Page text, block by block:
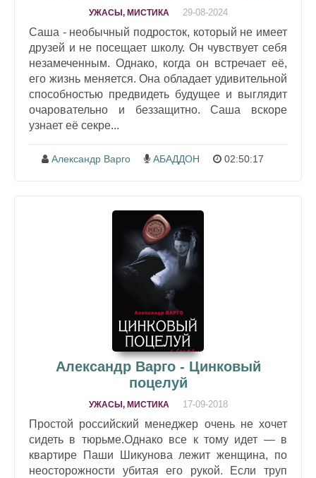
УЖАСЫ, МИСТИКА 29-08-2024
Саша - необычный подросток, который не имеет
друзей и не посещает школу. Он чувствует себя
незамеченным. Однако, когда он встречает её,
его жизнь меняется. Она обладает удивительной
способностью предвидеть будущее и выглядит
очаровательно и беззащитно. Саша вскоре
узнает её секре...
Александр Варго АБАДДОН 02:50:17
Александр Варго - Цинковый
поцелуй
УЖАСЫ, МИСТИКА 17-09-2018
Простой российский менеджер очень не хочет
сидеть в тюрьме.Однако все к тому идет — в
квартире Паши Шикунова лежит женщина, по
неосторожности убитая его рукой. Если труп